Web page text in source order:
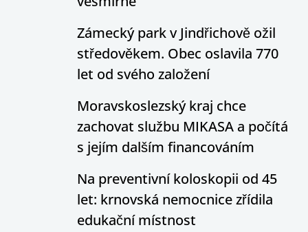
Zámecký park v Jindřichově ožil
středověkem. Obec oslavila 770
let od svého založení
Moravskoslezský kraj chce
zachovat službu MIKASA a počítá
s jejím dalším financováním
Na preventivní koloskopii od 45
let: krnovská nemocnice zřídila
edukační místnost